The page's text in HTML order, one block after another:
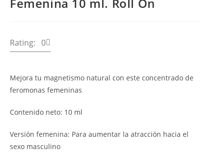
Femenina 10 ml. Roll On
Rating: 0
Mejora tu magnetismo natural con este concentrado de
feromonas femeninas
Contenido neto: 10 ml
Versión femenina: Para aumentar la atracción hacia el
sexo masculino